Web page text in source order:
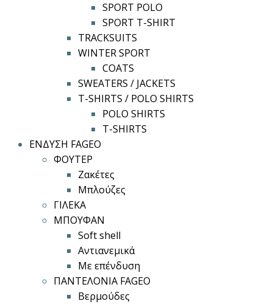
SPORT POLO
SPORT T-SHIRT
TRACKSUITS
WINTER SPORT
COATS
SWEATERS / JACKETS
T-SHIRTS / POLO SHIRTS
POLO SHIRTS
T-SHIRTS
ΕΝΔΥΣΗ FAGEO
ΦΟΥΤΕΡ
Ζακέτες
Μπλούζες
ΓΙΛΕΚΑ
ΜΠΟΥΦΑΝ
Soft shell
Αντιανεμικά
Με επένδυση
ΠΑΝΤΕΛΟΝΙΑ FAGEO
Βερμούδες